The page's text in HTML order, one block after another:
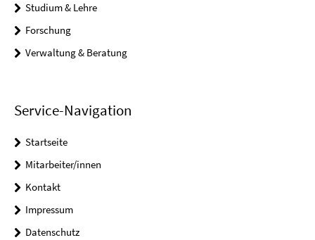
Studium & Lehre
Forschung
Verwaltung & Beratung
Service-Navigation
Startseite
Mitarbeiter/innen
Kontakt
Impressum
Datenschutz